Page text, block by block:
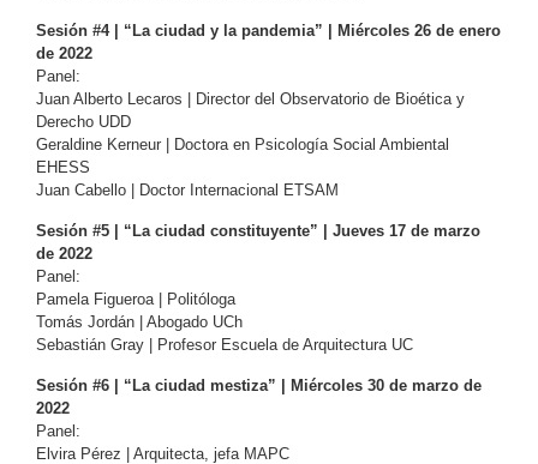
Sesión #4 | “La ciudad y la pandemia” | Miércoles 26 de enero
de 2022
Panel:
Juan Alberto Lecaros | Director del Observatorio de Bioética y
Derecho UDD
Geraldine Kerneur | Doctora en Psicología Social Ambiental
EHESS
Juan Cabello | Doctor Internacional ETSAM
Sesión #5 | “La ciudad constituyente” | Jueves 17 de marzo
de 2022
Panel:
Pamela Figueroa | Politóloga
Tomás Jordán | Abogado UCh
Sebastián Gray | Profesor Escuela de Arquitectura UC
Sesión #6 | “La ciudad mestiza” | Miércoles 30 de marzo de
2022
Panel:
Elvira Pérez | Arquitecta, jefa MAPC